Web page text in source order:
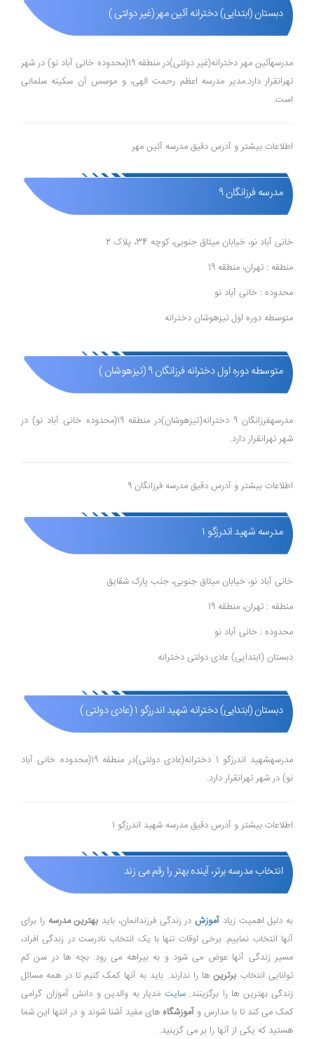
دبستان (ابتدایی) دخترانه آئین مهر (غیر دولتی )
مدرسهآئین مهر دخترانه(غیر دولتی)در منطقه 19(محدوده خانی آباد نو) در شهر
تهرانقرار دارد.مدیر مدرسه اعظم رحمت الهی، و موسس آن سکینه سلمانی
است.
اطلاعات بیشتر و آدرس دقیق مدرسه آئین مهر
مدرسه فرزانگان 9
خانی آباد نو، خیابان میثاق جنوبی، کوچه 34، پلاک 2
منطقه : تهران، منطقه 19
محدوده : خانی آباد نو
متوسطه دوره اول تیزهوشان دخترانه
متوسطه دوره اول دخترانه فرزانگان 9 (تیزهوشان )
مدرسهفرزانگان 9 دخترانه(تیزهوشان)در منطقه 19(محدوده خانی آباد نو) در
شهر تهرانقرار دارد.
اطلاعات بیشتر و آدرس دقیق مدرسه فرزانگان 9
مدرسه شهید اندرزگو 1
خانی آباد نو، خیابان میثاق جنوبی، جنب پارک شقایق
منطقه : تهران، منطقه 19
محدوده : خانی آباد نو
دبستان (ابتدایی) عادی دولتی دخترانه
دبستان (ابتدایی) دخترانه شهید اندرزگو 1 (عادی دولتی )
مدرسهشهید اندرزگو 1 دخترانه(عادی دولتی)در منطقه 19(محدوده خانی آباد
نو) در شهر تهرانقرار دارد.
اطلاعات بیشتر و آدرس دقیق مدرسه شهید اندرزگو 1
انتخاب مدرسه برتر، آینده بهتر را رقم می زند
به دلیل اهمیت زیاد آموزش در زندگی فرزندانمان، باید بهترین مدرسه را برای
آنها انتخاب نماییم. برخی اوقات تنها با یک انتخاب نادرست در زندگی افراد،
مسیر زندگی آنها عوض می شود و به بیراهه می رود. بچه ها در سن کم
توانایی انتخاب برترینها را ندارند. باید به آنها کمک کنیم تا در همه مسائل
زندگی بهترین ها را برگزینند.سایت مَدیار به والدین و دانش آموزان گرامی
کمک می کند تا با مدارس و آموزشگاههای مفید آشنا شوند و در انتها این شما
هستید که یکی از آنها را بر می گزینید.